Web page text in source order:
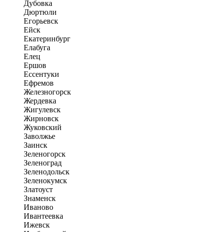
Дубовка
Дюртюли
Егорьевск
Ейск
Екатеринбург
Елабуга
Елец
Ершов
Ессентуки
Ефремов
Железногорск
Жердевка
Жигулевск
Жирновск
Жуковский
Заволжье
Заинск
Зеленогорск
Зеленоград
Зеленодольск
Зеленокумск
Златоуст
Знаменск
Иваново
Ивантеевка
Ижевск